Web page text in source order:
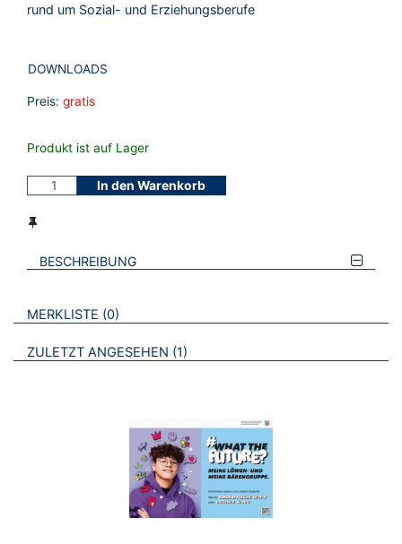
rund um Sozial- und Erziehungsberufe
DOWNLOADS
Preis: gratis
Produkt ist auf Lager
In den Warenkorb
BESCHREIBUNG
VERWEISE AUF VERMERKTE- ODER ZULETZT ANGESEHENE
MERKLISTE 0 BROSCHÜREN
ZULETZT ANGESEHEN 1 BROSCHÜREN